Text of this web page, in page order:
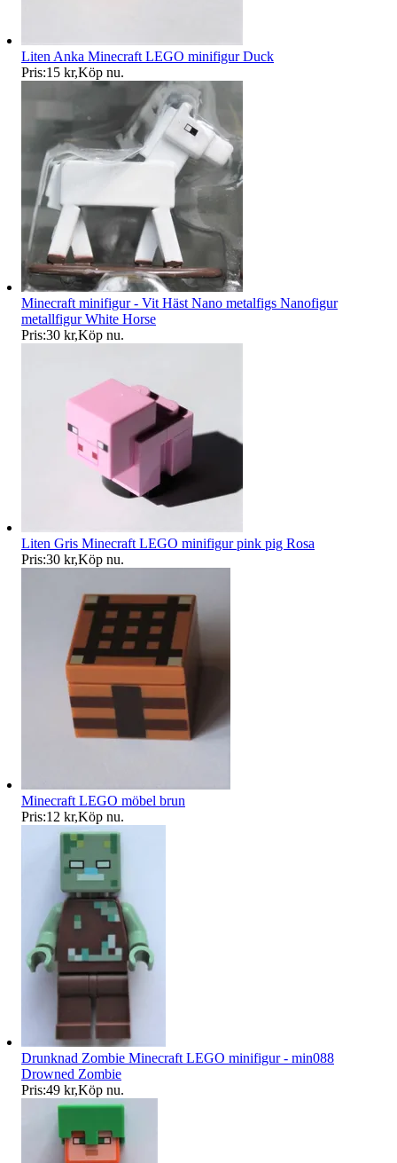
Liten Anka Minecraft LEGO minifigur Duck
Pris:15 kr,Köp nu.
Minecraft minifigur - Vit Häst Nano metalfigs Nanofigur
metallfigur White Horse
Pris:30 kr,Köp nu.
Liten Gris Minecraft LEGO minifigur pink pig Rosa
Pris:30 kr,Köp nu.
Minecraft LEGO möbel brun
Pris:12 kr,Köp nu.
Drunknad Zombie Minecraft LEGO minifigur - min088
Drowned Zombie
Pris:49 kr,Köp nu.